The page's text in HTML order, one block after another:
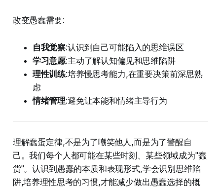
改变愚蠢需要:
自我觉察:认识到自己可能陷入的思维误区
学习意愿:主动了解认知偏见和思维陷阱
理性训练:培养慢思考能力,在重要决策前深思熟
虑
情绪管理:避免让本能和情绪主导行为
理解蠢蛋定律,不是为了嘲笑他人,而是为了警醒自
己。我们每个人都可能在某些时刻、某些领域成为"蠢
货"。认识到愚蠢的本质和表现形式,学会识别思维陷
阱,培养理性思考的习惯,才能减少做出愚蠢选择的概